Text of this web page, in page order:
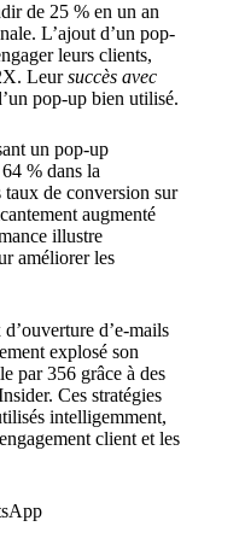
de 25 % en un an
L’ajout d’un pop-
leurs clients,
Leursuccès avec
pop-up bien utilisé.
un pop-up
% dans la
taux de conversion sur
augmenté
illustre
améliorer les
d’e-mails
explosé son
par 356 grâce à des
Ces stratégies
intelligemment,
client et les